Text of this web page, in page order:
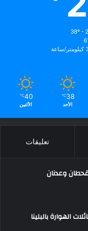
38
℃
الأحد
40
℃
الأثنين
تعليقات
وعدنان
الهوارة بالبلينا